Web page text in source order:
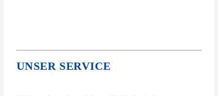
UNSER SERVICE